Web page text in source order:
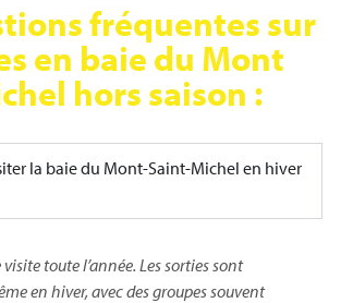
fréquentes sur
en baie du Mont
hors saison :
la baie du Mont-Saint-Michel en hiver
toute l’année. Les sorties sont
en hiver, avec des groupes souvent